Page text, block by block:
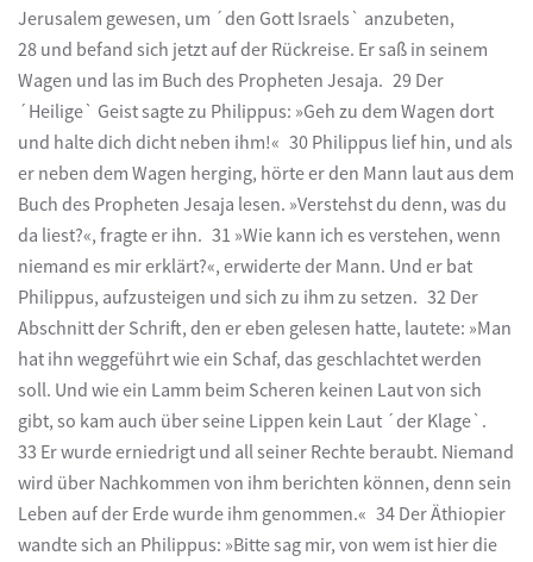
Jerusalem gewesen, um ´den Gott Israels` anzubeten,
28 und befand sich jetzt auf der Rückreise. Er saß in seinem
Wagen und las im Buch des Propheten Jesaja. 29 Der
´Heilige` Geist sagte zu Philippus: »Geh zu dem Wagen dort
und halte dich dicht neben ihm!« 30 Philippus lief hin, und als
er neben dem Wagen herging, hörte er den Mann laut aus dem
Buch des Propheten Jesaja lesen. »Verstehst du denn, was du
da liest?«, fragte er ihn. 31 »Wie kann ich es verstehen, wenn
niemand es mir erklärt?«, erwiderte der Mann. Und er bat
Philippus, aufzusteigen und sich zu ihm zu setzen. 32 Der
Abschnitt der Schrift, den er eben gelesen hatte, lautete: »Man
hat ihn weggeführt wie ein Schaf, das geschlachtet werden
soll. Und wie ein Lamm beim Scheren keinen Laut von sich
gibt, so kam auch über seine Lippen kein Laut ´der Klage`.
33 Er wurde erniedrigt und all seiner Rechte beraubt. Niemand
wird über Nachkommen von ihm berichten können, denn sein
Leben auf der Erde wurde ihm genommen.« 34 Der Äthiopier
wandte sich an Philippus: »Bitte sag mir, von wem ist hier die